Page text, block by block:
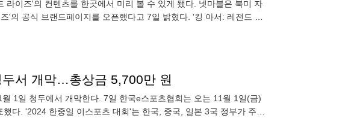
이즈'의 컨텐츠를 한곳에서 미리 볼 수 있게 됐다. 넷마블은 북미 자
의 공식 브랜드페이지를 오픈했다고 7일 밝혔다. '킹 아서: 레전드 라
서 개막…총상금 5,700만 원
1일 청두에서 개막한다. 7일 한국e스포츠협회는 오는 11월 1일(금)
다. '2024 한중일 이스포츠 대회'는 한국, 중국, 일본 3국 정부가 주도